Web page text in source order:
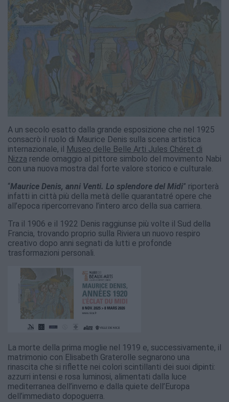
A un secolo esatto dalla grande esposizione che nel 1925
consacrò il ruolo di Maurice Denis sulla scena artistica
internazionale, il Museo delle Belle Arti Jules Chéret di
Nizza rende omaggio al pittore simbolo del movimento Nabi
con una nuova mostra dal forte valore storico e culturale.
“Maurice Denis, anni Venti. Lo splendore del Midi” riporterà
infatti in città più della metà delle quarantatré opere che
all’epoca ripercorrevano l’intero arco della sua carriera.
Tra il 1906 e il 1922 Denis raggiunse più volte il Sud della
Francia, trovando proprio sulla Riviera un nuovo respiro
creativo dopo anni segnati da lutti e profonde
trasformazioni personali.
La morte della prima moglie nel 1919 e, successivamente, il
matrimonio con Elisabeth Graterolle segnarono una
rinascita che si riflette nei colori scintillanti dei suoi dipinti:
azzurri intensi e rosa luminosi, alimentati dalla luce
mediterranea dell’inverno e dalla quiete dell’Europa
dell’immediato dopoguerra.